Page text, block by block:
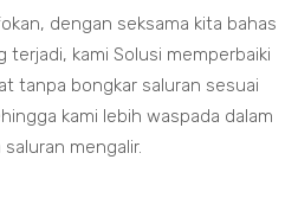
dengan seksama kita bahas
terjadi, kami Solusi memperbaiki
tanpa bongkar saluran sesuai
kami lebih waspada dalam
mengalir.